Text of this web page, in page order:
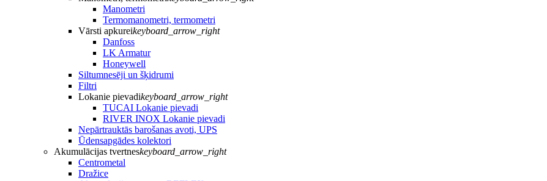
Manometri
Termomanometri, termometri
Vārsti apkureikeyboard_arrow_right
Danfoss
LK Armatur
Honeywell
Siltumnesēji un šķidrumi
Filtri
Lokanie pievadikeyboard_arrow_right
TUCAI Lokanie pievadi
RIVER INOX Lokanie pievadi
Nepārtrauktās barošanas avoti, UPS
Ūdensapgādes kolektori
Akumulācijas tvertneskeyboard_arrow_right
Centrometal
Dražice